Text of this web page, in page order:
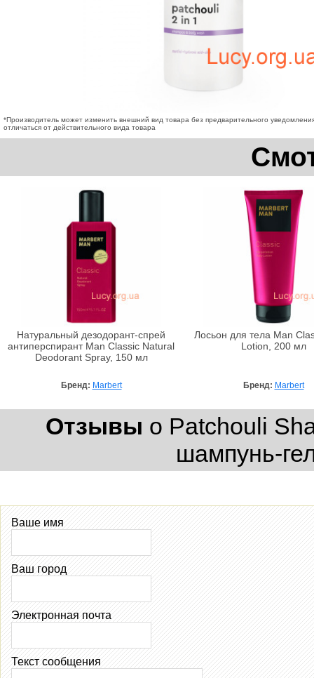
*Производитель может изменить внешний вид товара без предварительного
отличаться от действительного вида товара
Натуральный дезодорант-спрей
антиперспирант Man Classic Natural
Deodorant Spray, 150 мл
Бренд: Marbert
Лосьон для тела Man
Lotion, 200 мл
Бренд: Marbert
Отзывы о Patchouli
шампунь-
Ваше имя
Ваш город
Электронная почта
Текст сообщения